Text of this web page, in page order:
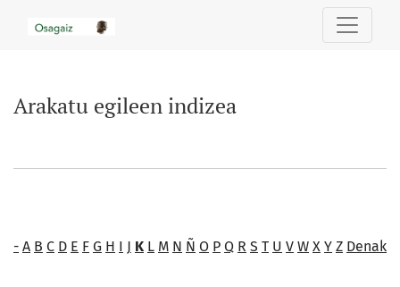
Arakatu egileen indizea
- A B C D E F G H I J K L M N Ñ O P Q R S T U V W X Y Z Denak